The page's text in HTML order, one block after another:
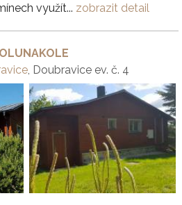
využít... zobrazit detail
, Doubravice ev. č. 4